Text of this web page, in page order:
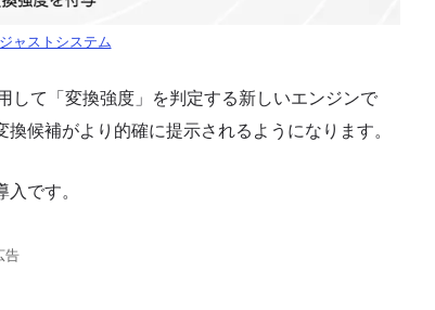
ャストシステム
して「変換強度」を判定する新しいエンジンで
候補がより的確に提示されるようになります。
です。
告